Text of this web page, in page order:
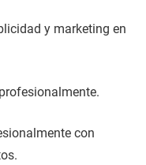
y marketing en
con